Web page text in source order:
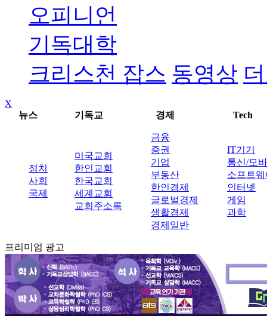
오피니언
기독대학
크리스천 잡스 동영상
X
뉴스
기독교 경제 Tech
정치
사회
국제
미국교회
한인교회
한국교회
세계교회
교회주소록
금융
증권
기업
부동산
한인경제
글로벌경제
생활경제
경제일반
IT기기
통신/모
소프트웨
인터넷
게임
과학
프리미엄 광고